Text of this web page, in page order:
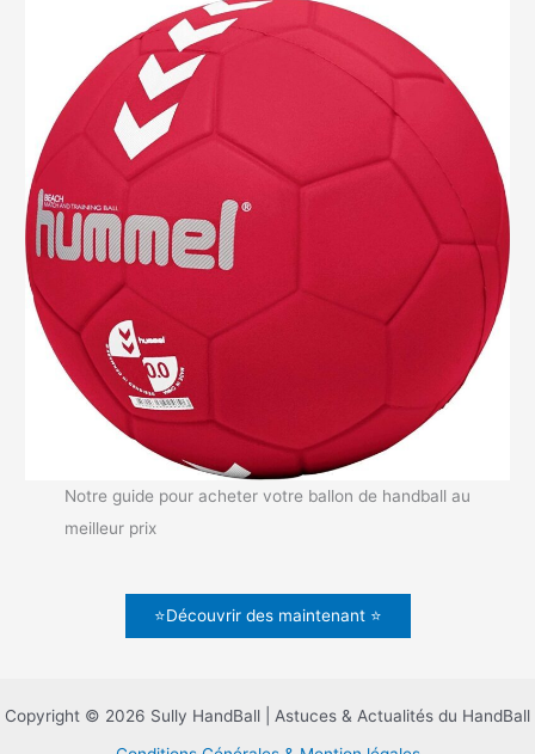
Notre guide pour acheter votre ballon de handball au
meilleur prix
⭐Découvrir des maintenant ⭐
Copyright © 2026 Sully HandBall | Astuces & Actualités du HandBall